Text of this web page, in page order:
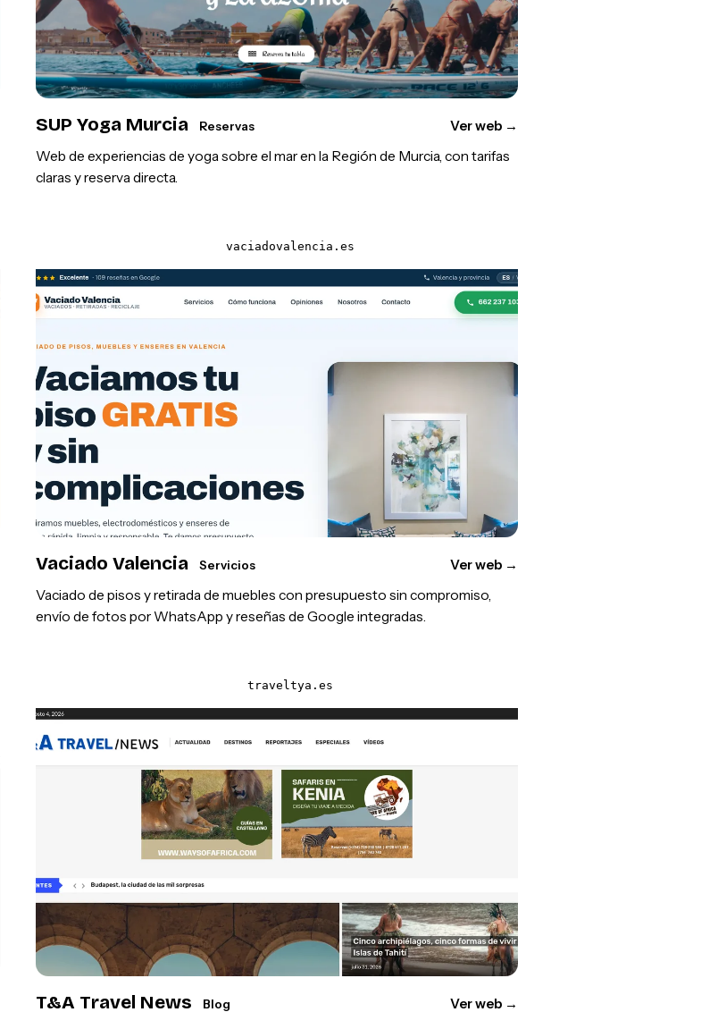
SUP Yoga Murcia Reservas Ver web →
Web de experiencias de yoga sobre el mar en la Región de Murcia, con tarifas
claras y reserva directa.
vaciadovalencia.es
Vaciado Valencia Servicios Ver web →
Vaciado de pisos y retirada de muebles con presupuesto sin compromiso,
envío de fotos por WhatsApp y reseñas de Google integradas.
traveltya.es
T&A Travel News Blog Ver web →